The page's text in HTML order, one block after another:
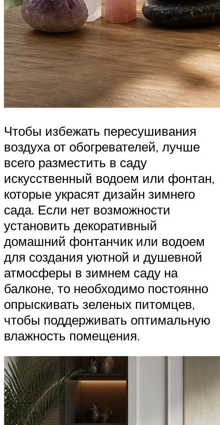
Чтобы избежать пересушивания
воздуха от обогревателей, лучше
всего разместить в саду
искусственный водоем или фонтан,
которые украсят дизайн зимнего
сада. Если нет возможности
установить декоративный
домашний фонтанчик или водоем
для создания уютной и душевной
атмосферы в зимнем саду на
балконе, то необходимо постоянно
опрыскивать зеленых питомцев,
чтобы поддерживать оптимальную
влажность помещения.